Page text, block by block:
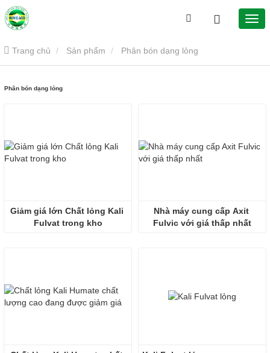
Trang chủ Sản phẩm Phân bón dạng lỏng
Phân bón dạng lỏng
Giảm giá lớn Chất lỏng Kali
Fulvat trong kho
Nhà máy cung cấp Axit
Fulvic với giá thấp nhất